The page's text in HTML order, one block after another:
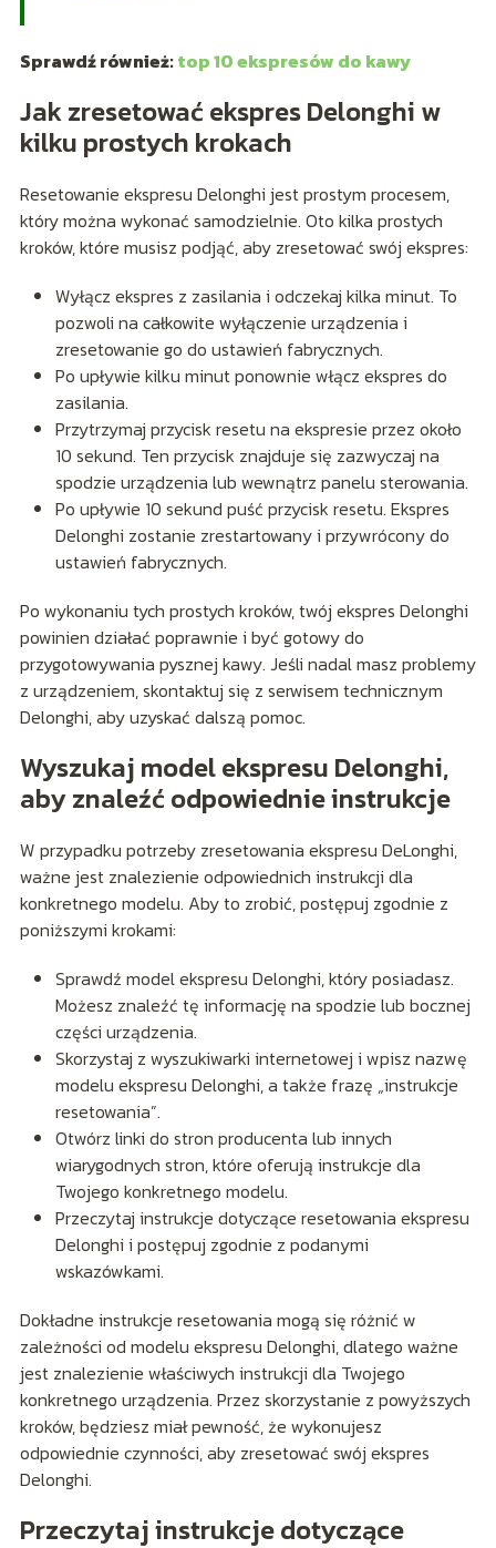
Sprawdź również:top 10 ekspresów do kawy
Jak zresetować ekspres Delonghi w
kilku prostych krokach
Resetowanie ekspresu Delonghi jest prostym procesem,
który można wykonać samodzielnie. Oto kilka prostych
kroków, które musisz podjąć, aby zresetować swój ekspres:
Wyłącz ekspres z zasilania i odczekaj kilka minut. To
pozwoli na całkowite wyłączenie urządzenia i
zresetowanie go do ustawień fabrycznych.
Po upływie kilku minut ponownie włącz ekspres do
zasilania.
Przytrzymaj przycisk resetu na ekspresie przez około
10 sekund. Ten przycisk znajduje się zazwyczaj na
spodzie urządzenia lub wewnątrz panelu sterowania.
Po upływie 10 sekund puść przycisk resetu. Ekspres
Delonghi zostanie zrestartowany i przywrócony do
ustawień fabrycznych.
Po wykonaniu tych prostych kroków, twój ekspres Delonghi
powinien działać poprawnie i być gotowy do
przygotowywania pysznej kawy. Jeśli nadal masz problemy
z urządzeniem, skontaktuj się z serwisem technicznym
Delonghi, aby uzyskać dalszą pomoc.
Wyszukaj model ekspresu Delonghi,
aby znaleźć odpowiednie instrukcje
W przypadku potrzeby zresetowania ekspresu DeLonghi,
ważne jest znalezienie odpowiednich instrukcji dla
konkretnego modelu. Aby to zrobić, postępuj zgodnie z
poniższymi krokami:
Sprawdź model ekspresu Delonghi, który posiadasz.
Możesz znaleźć tę informację na spodzie lub bocznej
części urządzenia.
Skorzystaj z wyszukiwarki internetowej i wpisz nazwę
modelu ekspresu Delonghi, a także frazę „instrukcje
resetowania”.
Otwórz linki do stron producenta lub innych
wiarygodnych stron, które oferują instrukcje dla
Twojego konkretnego modelu.
Przeczytaj instrukcje dotyczące resetowania ekspresu
Delonghi i postępuj zgodnie z podanymi
wskazówkami.
Dokładne instrukcje resetowania mogą się różnić w
zależności od modelu ekspresu Delonghi, dlatego ważne
jest znalezienie właściwych instrukcji dla Twojego
konkretnego urządzenia. Przez skorzystanie z powyższych
kroków, będziesz miał pewność, że wykonujesz
odpowiednie czynności, aby zresetować swój ekspres
Delonghi.
Przeczytaj instrukcje dotyczące